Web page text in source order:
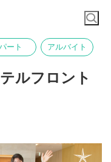
ート アルバイト
ルフロント